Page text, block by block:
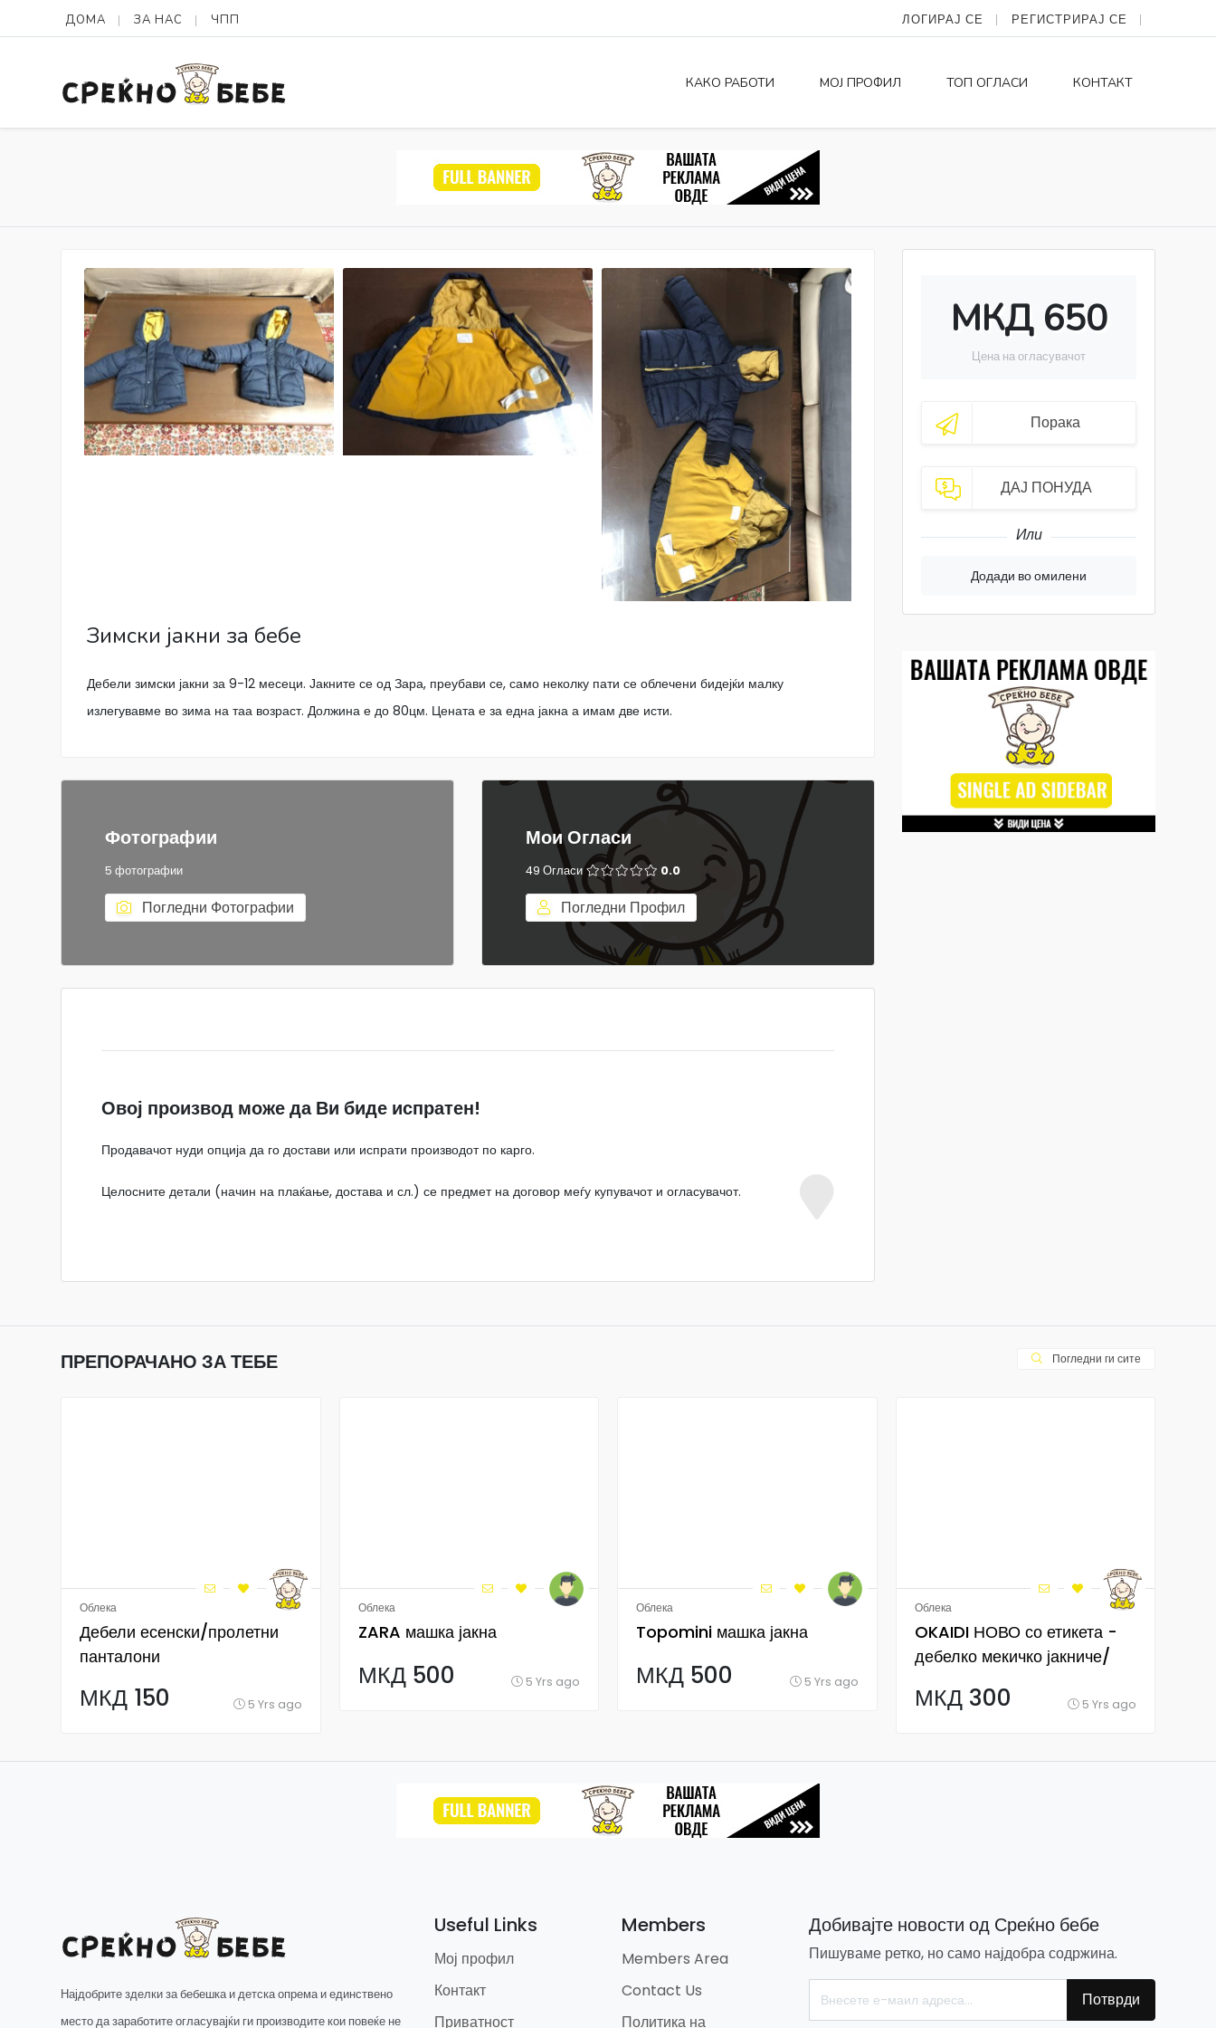
ДОМА ЗА НАС ЧПП ЛОГИРАЈ СЕ РЕГИСТРИРАЈ СЕ
КАКО РАБОТИ МОЈ ПРОФИЛ ТОП ОГЛАСИ КОНТАКТ
Зимски јакни за бебе
Дебели зимски јакни за 9-12 месеци. Јакните се од Зара, преубави се, само неколку пати се облечени бидејќи малку
излегувавме во зима на таа возраст. Должина е до 80цм. Цената е за една јакна а имам две исти.
Фотографии
5 фотографии
Погледни Фотографии
Мои Огласи
49 Огласи 0.0
Погледни Профил
Овој производ може да Ви биде испратен!
Продавачот нуди опција да го достави или испрати производот по карго.
Целосните детали (начин на плаќање, достава и сл.) се предмет на договор меѓу купувачот и огласувачот.
МКД 650
Цена на огласувачот
Порака
ДАЈ ПОНУДА
Или
Додади во омилени
Погледни ги сите
ПРЕПОРАЧАНО ЗА ТЕБЕ
Облека
Дебели есенски/пролетни
панталони
МКД 150 5 Yrs ago
Облека
ZARA машка јакна
МКД 500 5 Yrs ago
Облека
Topomini машка јакна
МКД 500 5 Yrs ago
Облека
OKAIDI НОВО со етикета -
дебелко мекичко јакниче/
МКД 300 5 Yrs ago
Најдобрите зделки за бебешка и детска опрема и единствено
место да заработите огласувајќи ги производите кои повеќе не
Useful Links
Мој профил
Контакт
Приватност
Members
Members Area
Contact Us
Политика на
Добивајте новости од Среќно бебе
Пишуваме ретко, но само најдобра содржина.
Потврди